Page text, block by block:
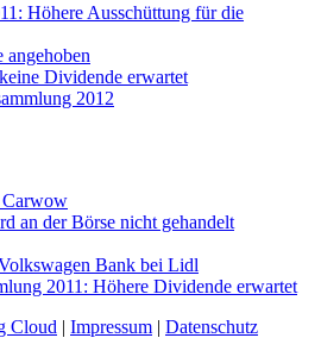
Höhere Ausschüttung für die
angehoben
Dividende erwartet
2012
an der Börse nicht gehandelt
Bank bei Lidl
2011: Höhere Dividende erwartet
Cloud | Impressum | Datenschutz